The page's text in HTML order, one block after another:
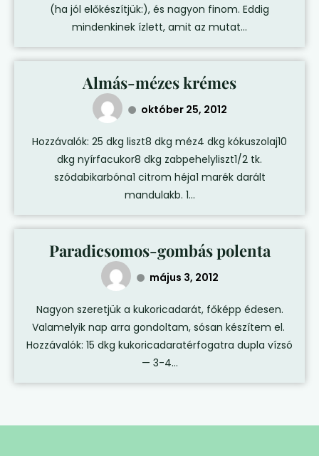
(ha jól előkészítjük:), és nagyon finom. Eddig
mindenkinek ízlett, amit az mutat...
Almás-mézes krémes
október 25, 2012
Hozzávalók: 25 dkg liszt8 dkg méz4 dkg kókuszolaj10
dkg nyírfacukor8 dkg zabpehelyliszt1/2 tk.
szódabikarbóna1 citrom héja1 marék darált
mandulakb. 1...
Paradicsomos-gombás polenta
május 3, 2012
Nagyon szeretjük a kukoricadarát, főképp édesen.
Valamelyik nap arra gondoltam, sósan készítem el.
Hozzávalók: 15 dkg kukoricadaratérfogatra dupla vízsó
— 3-4...